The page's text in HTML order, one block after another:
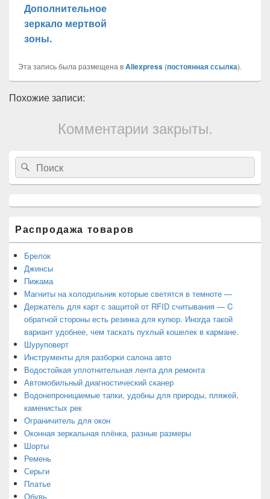
Дополнительное
зеркало мертвой
зоны.
Эта запись была размещена вAliexpress (постоянная ссылка).
Похожие записи:
Комментарии закрыты.
Область
основной
боковой
панели
Search
for:
Search
Распродажа товаров
Брелок
Джинсы
Пижама
Магниты на холодильник которые светятся в темноте —
Держатель для карт с защитой от RFID считывания — C
обратной стороны есть резинка для купюр. Иногда такой
вариант удобнее, чем таскать пухлый кошелек в кармане.
Шуруповерт
Инструменты для разборки салона авто
Водостойкая уплотнительная лента для ремонта
Автомобильный диагностический сканер
Водонепроницаемые тапки, удобны для природы, пляжей,
каменистых рек
Ограничитель для окон
Оконная зеркальная плёнка, разные размеры
Шорты
Ремень
Серьги
Платье
Обувь